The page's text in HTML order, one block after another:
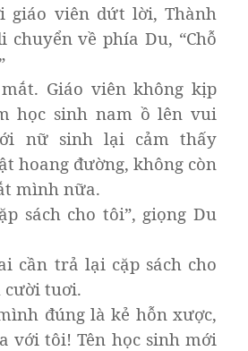
giáo viên dứt lời, Thành
chuyển về phía Du, “Chỗ
Giáo viên không kịp
học sinh nam ồ lên vui
nữ sinh lại cảm thấy
hoang đường, không còn
mình nữa.
sách cho tôi”, giọng Du
cần trả lại cặp sách cho
cười tuơi.
đúng là kẻ hỗn xược,
với tôi! Tên học sinh mới